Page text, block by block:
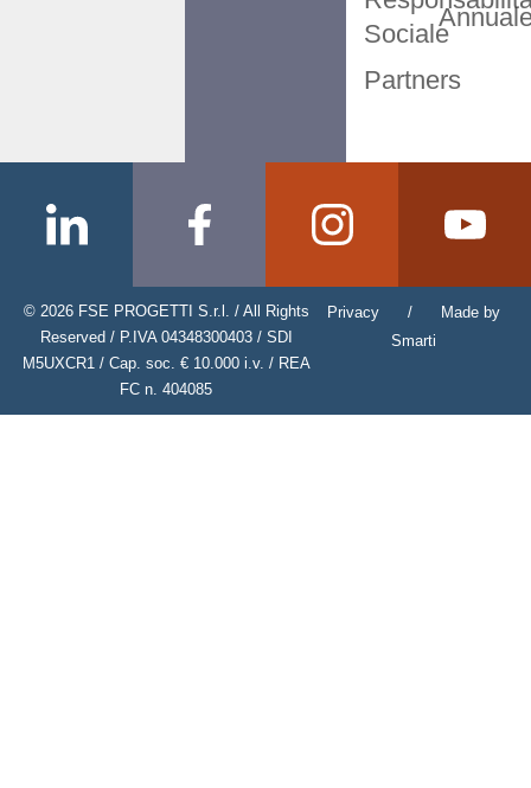
Sociale
Partners
© 2026 FSE PROGETTI S.r.l. / All Rights
Reserved / P.IVA 04348300403 / SDI
M5UXCR1 / Cap. soc. € 10.000 i.v. / REA
FC n. 404085
Privacy / Made by
Smarti